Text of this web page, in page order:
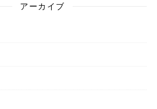
アーカイブ